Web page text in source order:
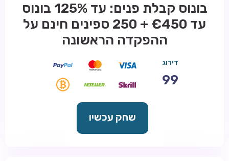
טיפים
בונוס קבלת פנים: עד 125% בונוס
עד €450 + 250 ספינים חינם על
ההפקדה הראשונה
דירוג
99
שחק עכשיו